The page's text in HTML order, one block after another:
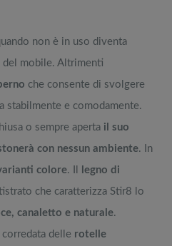
non è in uso diventa
del mobile. Altrimenti
che consente di svolgere
stabilmente e comodamente.
o sempre aperta il suo
con nessun ambiente. In
colore. Il
legno di
che caratterizza Stir8 lo
canaletto e naturale.
delle rotelle